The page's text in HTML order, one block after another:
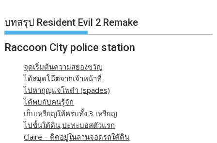
บทสรุป Resident Evil 2 Remake
Raccoon City police station
จุดเริ่มต้นความสยองขวัญ
ได้สมุดโน๊ตจากเจ้าหน้าที่
ไปหากุญแจโพดำ (spades)
ได้พบกับคนรู้จัก
เก็บเหรียญให้ครบทั้ง 3 เหรียญ
ไปชั้นใต้ดิน,ปะทะบอสตัวแรก
Claire – ติดอยู่ในลานจอดรถใต้ดิน